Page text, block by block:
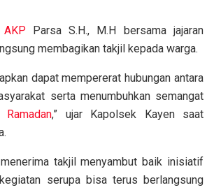
AKP Parsa S.H., M.H bersama jajaran
membagikan takjil kepada warga.
dapat mempererat hubungan antara
serta menumbuhkan semangat
Ramadan,” ujar Kapolsek Kayen saat
takjil menyambut baik inisiatif
serupa bisa terus berlangsung